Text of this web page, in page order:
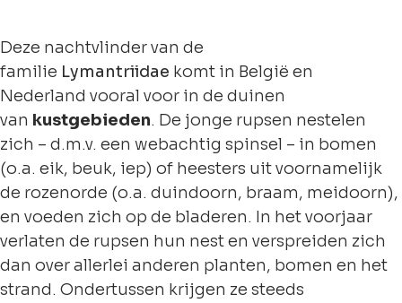
Deze nachtvlinder van de
familie Lymantriidae komt in België en
Nederland vooral voor in de duinen
van kustgebieden. De jonge rupsen nestelen
zich – d.m.v. een webachtig spinsel – in bomen
(o.a. eik, beuk, iep) of heesters uit voornamelijk
de rozenorde (o.a. duindoorn, braam, meidoorn),
en voeden zich op de bladeren. In het voorjaar
verlaten de rupsen hun nest en verspreiden zich
dan over allerlei anderen planten, bomen en het
strand. Ondertussen krijgen ze steeds